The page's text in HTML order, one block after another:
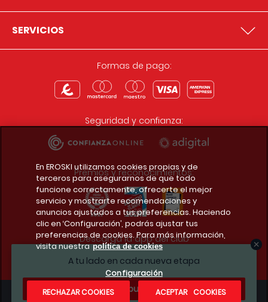
A tu lado en cada nueva etapa
¿Te apuntas?
SERVICIOS
Formas de pago:
Seguridad y confianza:
Premios y reconocimientos:
Descarga la app del club
En EROSKI utilizamos cookies propias y de
terceros para asegurarnos de que todo
funcione correctamente, ofrecerte el mejor
servicio y mostrarte recomendaciones y
anuncios ajustados a tus preferencias. Haciendo
clic en ‘Configuración’, podrás ajustar tus
preferencias de cookies. Para más información,
visita nuestra política de cookies
Configuración
RECHAZAR COOKIES
ACEPTAR COOKIES